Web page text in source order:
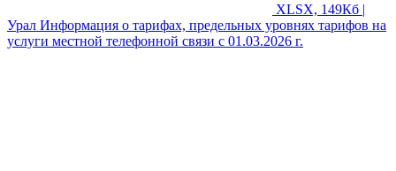
XLSX, 149Кб |
Урал Информация о тарифах, предельных уровнях тарифов на
услуги местной телефонной связи с 01.03.2026 г.